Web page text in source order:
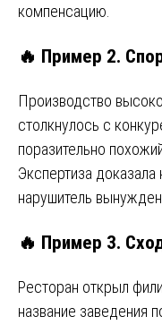
компенсацию.
🔥 Пример 2.
Производство
столкнулось с
поразительно
Экспертиза доказала
нарушитель
🔥 Пример 3.
Ресторан открыл
название заведения